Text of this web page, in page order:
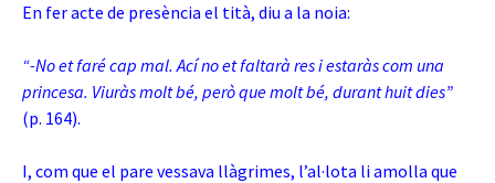
En fer acte de presència el tità, diu a la noia:
“-No et faré cap mal. Ací no et faltarà res i estaràs com una
princesa. Viuràs molt bé, però que molt bé, durant huit dies”
(p. 164).
I, com que el pare vessava llàgrimes, l’al·lota li amolla que